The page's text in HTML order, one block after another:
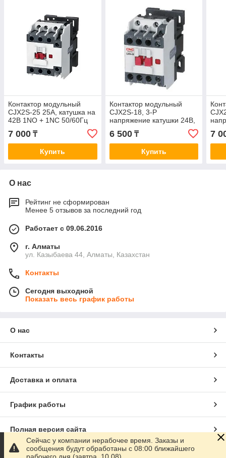
Контактор модульный
CJX2S-25 25А, катушка на
42В 1NO + 1NC 50/60Гц
7 000 ₸
Купить
Контактор модульный
CJX2S-18, 3-Р
напряжение катушки 24В,
18А, 1NO + 1NC
6 500₸
Купить
7
О нас
Рейтинг не сформирован
Менее 5 отзывов за последний год
Работает с 09.06.2016
г. Алматы
ул. Казыбаева 44, Алматы, Казахстан
Контакты
Сегодня выходной
Показать весь график работы
О нас
Контакты
Доставка и оплата
График работы
Полная версия сайта
Сайт создан на маркетплейсеSatu.kz
Сейчас у компании нерабочее время. Заказы и
сообщения будут обработаны с 08:00 ближайшего